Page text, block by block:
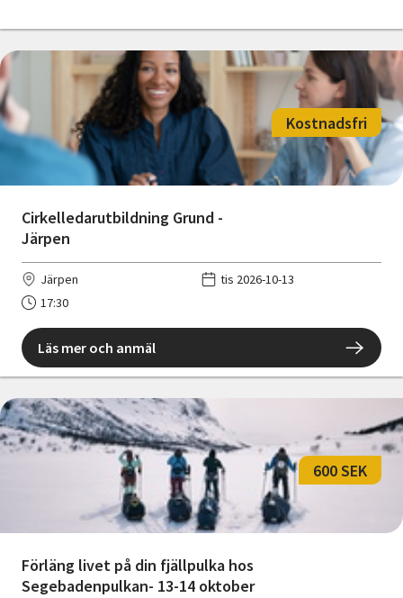
Lyssna
Cirkelledarutbildning Grund -
Järpen
Kostnadsfri
Järpen
tis 2026-10-13
17:30
Läs mer och anmäl
Förläng livet på din fjällpulka hos
Segebadenpulkan- 13-14 oktober
600 SEK